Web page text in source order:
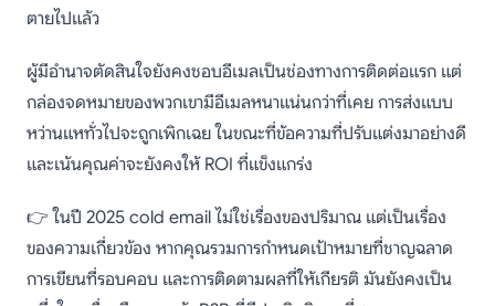
ตายไปแล้ว
ผู้มีอำนาจตัดสินใจยังคงชอบอีเมลเป็นช่องทางการติดต่อแรก แต่
กล่องจดหมายของพวกเขามีอีเมลหนาแน่นกว่าที่เคย การส่งแบบ
หว่านแหทั่วไปจะถูกเพิกเฉย ในขณะที่ข้อความที่ปรับแต่งมาอย่างดี
และเน้นคุณค่าจะยังคงให้ ROI ที่แข็งแกร่ง
👉 ในปี 2025 cold email ไม่ใช่เรื่องของปริมาณ แต่เป็นเรื่อง
ของความเกี่ยวข้อง หากคุณรวมการกำหนดเป้าหมายที่ชาญฉลาด
การเขียนที่รอบคอบ และการติดตามผลที่ให้เกียรติ มันยังคงเป็น